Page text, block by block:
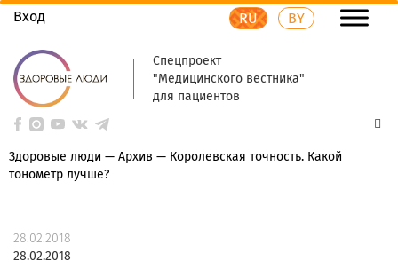
Вход RU BY
Спецпроект
"Медицинского вестника"
для пациентов
Здоровые люди — Архив — Королевская точность. Какой
тонометр лучше?
28.02.2018
28.02.2018